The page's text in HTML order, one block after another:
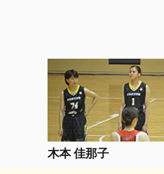
木本 佳那子